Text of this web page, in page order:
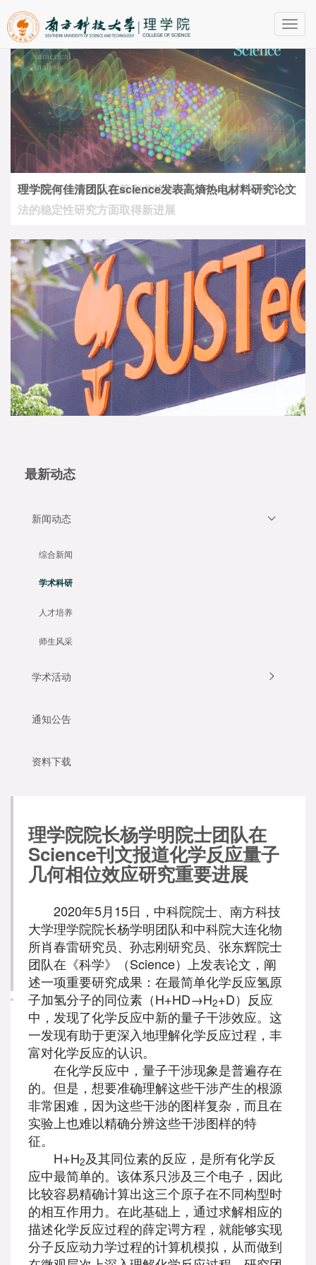
理学院何佳清团队在science发表高熵热电材料研究论文
数学系本科生魏元哲等在龙格-库塔（Runge-Kutta）方
法的稳定性研究方面取得新进展
最新动态
新闻动态
综合新闻
学术科研
人才培养
师生风采
学术活动
通知公告
资料下载
理学院院长杨学明院士团队在
Science刊文报道化学反应量子
几何相位效应研究重要进展
2020年5月15日，中科院院士、南方科技
大学理学院院长杨学明团队和中科院大连化物
所肖春雷研究员、孙志刚研究员、张东辉院士
团队在《科学》（Science）上发表论文，阐
述一项重要研究成果：在最简单化学反应氢原
子加氢分子的同位素（H+HD→H2+D）反应
中，发现了化学反应中新的量子干涉效应。这
一发现有助于更深入地理解化学反应过程，丰
富对化学反应的认识。
在化学反应中，量子干涉现象是普遍存在
的。但是，想要准确理解这些干涉产生的根源
非常困难，因为这些干涉的图样复杂，而且在
实验上也难以精确分辨这些干涉图样的特
征。
H+H2及其同位素的反应，是所有化学反
应中最简单的。该体系只涉及三个电子，因此
比较容易精确计算出这三个原子在不同构型时
的相互作用力。在此基础上，通过求解相应的
描述化学反应过程的薛定谔方程，就能够实现
分子反应动力学过程的计算机模拟，从而做到